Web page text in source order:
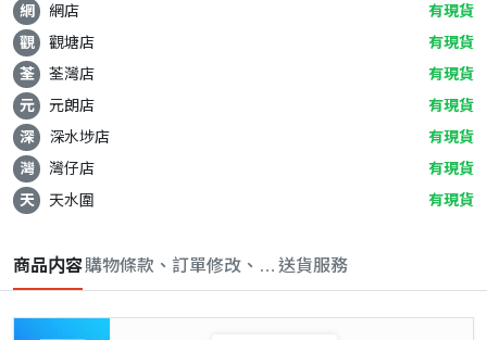
網 網店
有現貨
觀
觀塘店
有現貨
荃
荃灣店
有現貨
元
元朗店
有現貨
深
深水埗店
有現貨
灣
灣仔店
有現貨
天
天水圍 有現貨
商品内容購物條款、訂單修改、取消與退款政策
送貨服務